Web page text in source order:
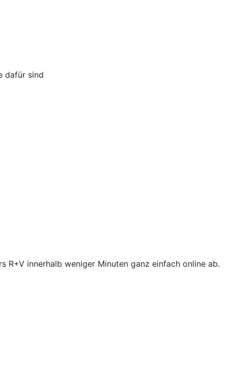
dafür sind
R+V innerhalb weniger Minuten ganz einfach online ab.